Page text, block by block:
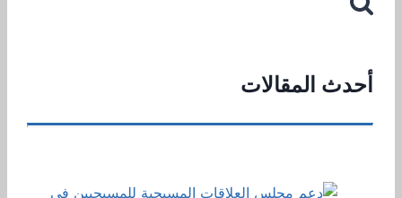
أحدث المقالات